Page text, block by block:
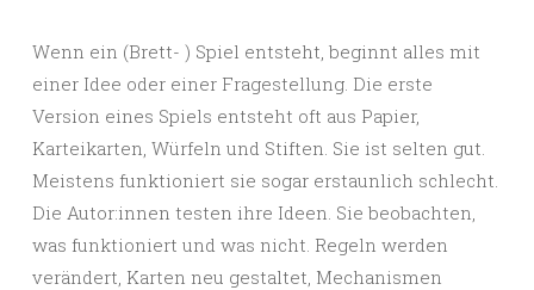
Wenn ein (Brett- ) Spiel entsteht, beginnt alles mit
einer Idee oder einer Fragestellung. Die erste
Version eines Spiels entsteht oft aus Papier,
Karteikarten, Würfeln und Stiften. Sie ist selten gut.
Meistens funktioniert sie sogar erstaunlich schlecht.
Die Autor:innen testen ihre Ideen. Sie beobachten,
was funktioniert und was nicht. Regeln werden
verändert, Karten neu gestaltet, Mechanismen